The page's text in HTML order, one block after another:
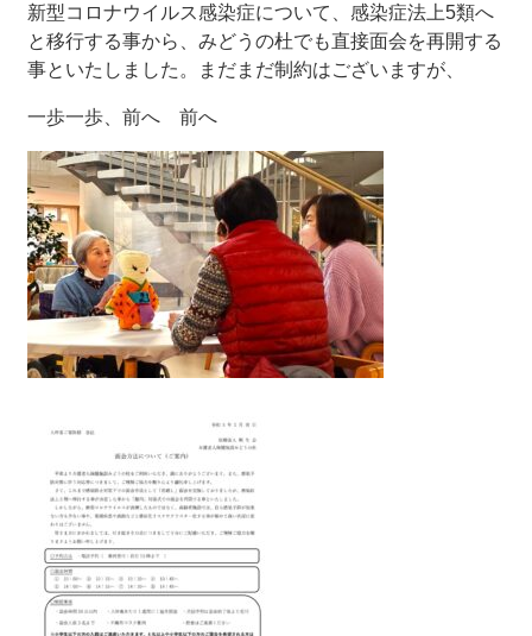
新型コロナウイルス感染症について、感染症法上5類へ
と移行する事から、みどうの杜でも直接面会を再開する
事といたしました。まだまだ制約はございますが、
一歩一歩、前へ 前へ